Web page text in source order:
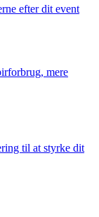
efter dit event
mere
til at styrke dit